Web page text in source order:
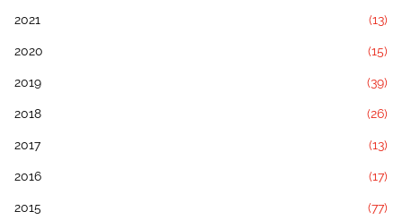
2021 (13)
2020 (15)
2019 (39)
2018 (26)
2017 (13)
2016 (17)
2015 (77)